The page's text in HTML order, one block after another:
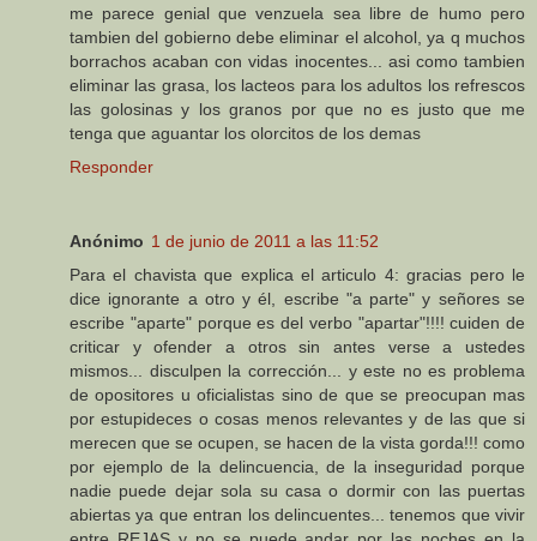
me parece genial que venzuela sea libre de humo pero
tambien del gobierno debe eliminar el alcohol, ya q muchos
borrachos acaban con vidas inocentes... asi como tambien
eliminar las grasa, los lacteos para los adultos los refrescos
las golosinas y los granos por que no es justo que me
tenga que aguantar los olorcitos de los demas
Responder
Anónimo 1 de junio de 2011 a las 11:52
Para el chavista que explica el articulo 4: gracias pero le
dice ignorante a otro y él, escribe "a parte" y señores se
escribe "aparte" porque es del verbo "apartar"!!!! cuiden de
criticar y ofender a otros sin antes verse a ustedes
mismos... disculpen la corrección... y este no es problema
de opositores u oficialistas sino de que se preocupan mas
por estupideces o cosas menos relevantes y de las que si
merecen que se ocupen, se hacen de la vista gorda!!! como
por ejemplo de la delincuencia, de la inseguridad porque
nadie puede dejar sola su casa o dormir con las puertas
abiertas ya que entran los delincuentes... tenemos que vivir